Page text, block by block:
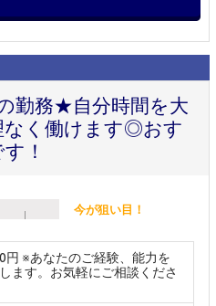
勤務★自分時間を大
なく働けます◎おす
！
今が狙い目！
円 ※あなたのご経験、能力を
ます。お気軽にご相談くださ